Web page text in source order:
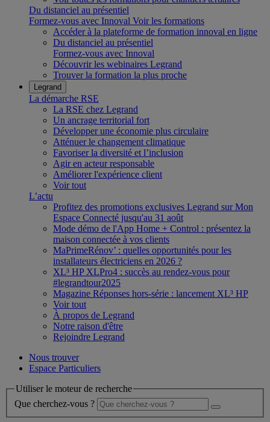
Du distanciel au présentiel
Formez-vous avec Innoval Voir les formations
Accéder à la plateforme de formation innoval en ligne
Du distanciel au présentiel
Formez-vous avec Innoval
Découvrir les webinaires Legrand
Trouver la formation la plus proche
Legrand
La démarche RSE
La RSE chez Legrand
Un ancrage territorial fort
Développer une économie plus circulaire
Atténuer le changement climatique
Favoriser la diversité et l’inclusion
Agir en acteur responsable
Améliorer l'expérience client
Voir tout
L’actu
Profitez des promotions exclusives Legrand sur Mon
Espace Connecté jusqu'au 31 août
Mode démo de l'App Home + Control : présentez la
maison connectée à vos clients
MaPrimeRénov’ : quelles opportunités pour les
installateurs électriciens en 2026 ?
XL³ HP XLPro4 : succès au rendez-vous pour
#legrandtour2025
Magazine Réponses hors-série : lancement XL³ HP
Voir tout
À propos de Legrand
Notre raison d'être
Rejoindre Legrand
Nous trouver
Espace Particuliers
Utiliser le moteur de recherche
Que cherchez-vous ?